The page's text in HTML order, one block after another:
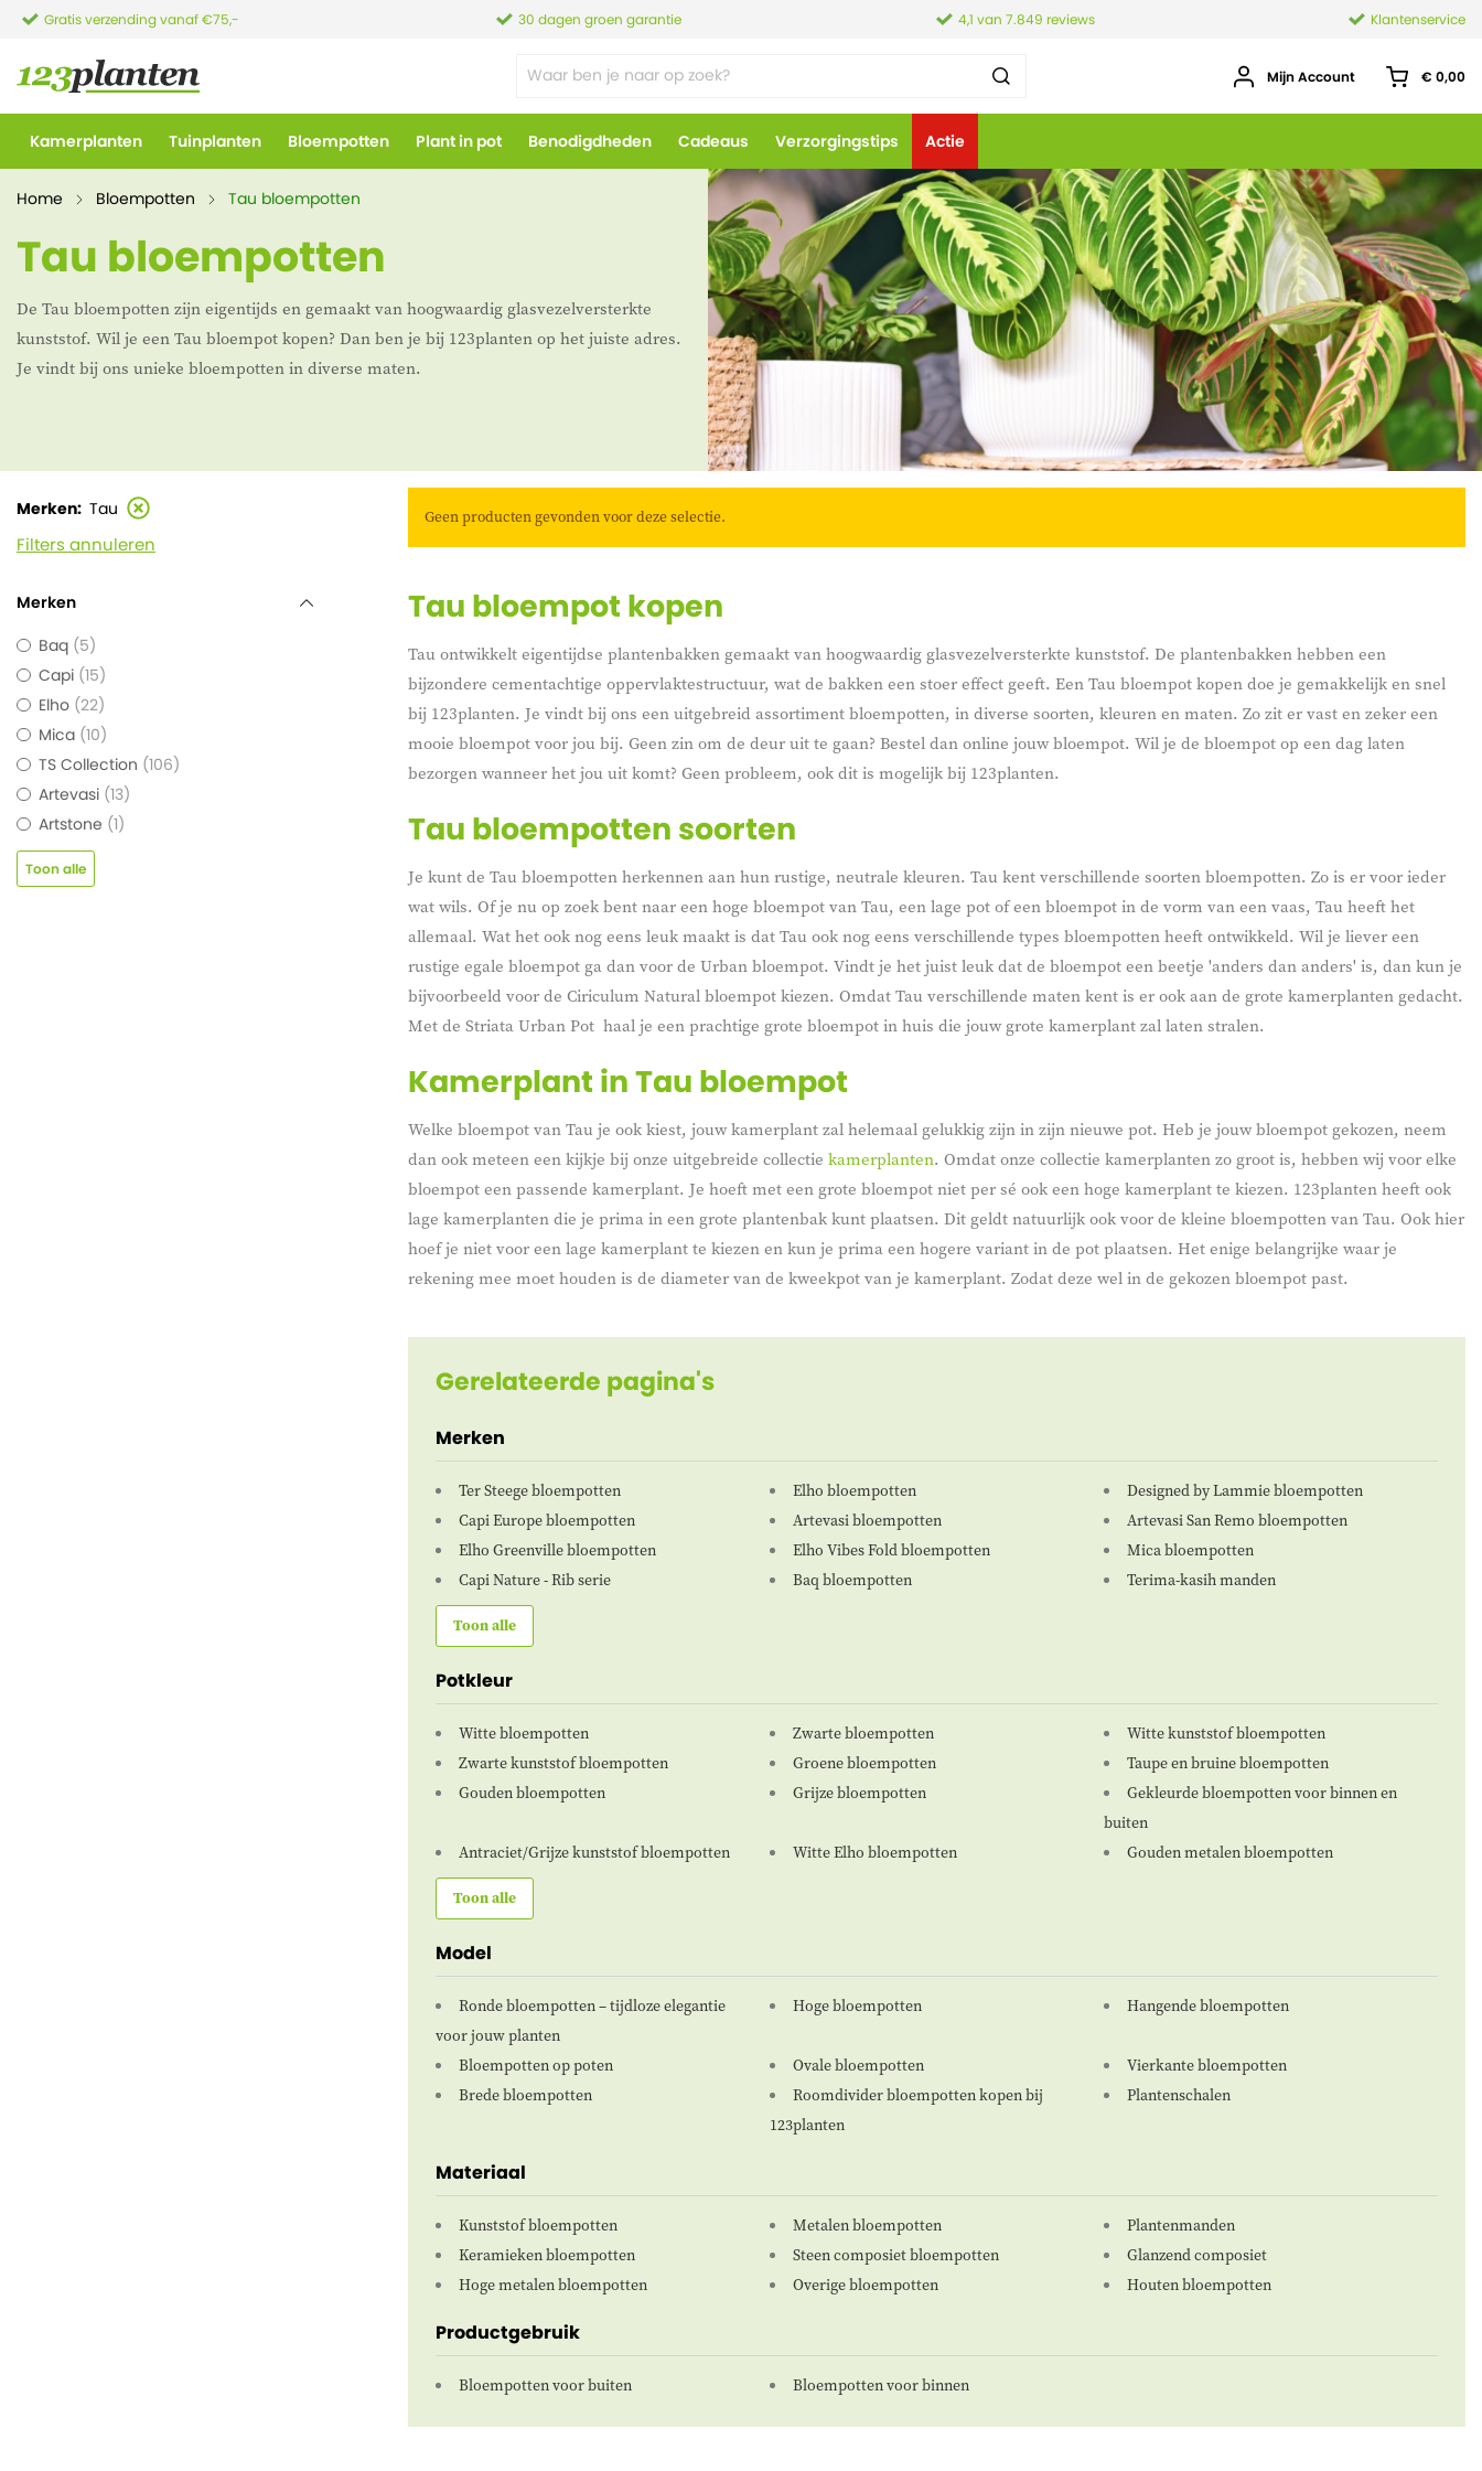
Gratis verzending vanaf €75,- 30 dagen groen garantie 4,1 van 7.849 reviews Klantenservice
Mijn Account € 0,00
Kamerplanten Tuinplanten Bloempotten Plant in pot Benodigdheden Cadeaus Verzorgingstips Actie
Home Bloempotten Tau bloempotten
Tau bloempotten
De Tau bloempotten zijn eigentijds en gemaakt van hoogwaardig glasvezelversterkte
kunststof. Wil je een Tau bloempot kopen? Dan ben je bij 123planten op het juiste adres.
Je vindt bij ons unieke bloempotten in diverse maten.
Geen producten gevonden voor deze selectie.
Tau bloempot kopen
Tau ontwikkelt eigentijdse plantenbakken gemaakt van hoogwaardig glasvezelversterkte kunststof. De plantenbakken hebben een
bijzondere cementachtige oppervlaktestructuur, wat de bakken een stoer effect geeft. Een Tau bloempot kopen doe je gemakkelijk en snel
bij 123planten. Je vindt bij ons een uitgebreid assortiment bloempotten, in diverse soorten, kleuren en maten. Zo zit er vast en zeker een
mooie bloempot voor jou bij. Geen zin om de deur uit te gaan? Bestel dan online jouw bloempot. Wil je de bloempot op een dag laten
bezorgen wanneer het jou uit komt? Geen probleem, ook dit is mogelijk bij 123planten.
Tau bloempotten soorten
Je kunt de Tau bloempotten herkennen aan hun rustige, neutrale kleuren. Tau kent verschillende soorten bloempotten. Zo is er voor ieder
wat wils. Of je nu op zoek bent naar een hoge bloempot van Tau, een lage pot of een bloempot in de vorm van een vaas, Tau heeft het
allemaal. Wat het ook nog eens leuk maakt is dat Tau ook nog eens verschillende types bloempotten heeft ontwikkeld. Wil je liever een
rustige egale bloempot ga dan voor de Urban bloempot. Vindt je het juist leuk dat de bloempot een beetje 'anders dan anders' is, dan kun je
bijvoorbeeld voor de Ciriculum Natural bloempot kiezen. Omdat Tau verschillende maten kent is er ook aan de grote kamerplanten gedacht.
Met de Striata Urban Pot haal je een prachtige grote bloempot in huis die jouw grote kamerplant zal laten stralen.
Kamerplant in Tau bloempot
Welke bloempot van Tau je ook kiest, jouw kamerplant zal helemaal gelukkig zijn in zijn nieuwe pot. Heb je jouw bloempot gekozen, neem
dan ook meteen een kijkje bij onze uitgebreide collectie kamerplanten. Omdat onze collectie kamerplanten zo groot is, hebben wij voor elke
bloempot een passende kamerplant. Je hoeft met een grote bloempot niet per sé ook een hoge kamerplant te kiezen. 123planten heeft ook
lage kamerplanten die je prima in een grote plantenbak kunt plaatsen. Dit geldt natuurlijk ook voor de kleine bloempotten van Tau. Ook hier
hoef je niet voor een lage kamerplant te kiezen en kun je prima een hogere variant in de pot plaatsen. Het enige belangrijke waar je
rekening mee moet houden is de diameter van de kweekpot van je kamerplant. Zodat deze wel in de gekozen bloempot past.
Gerelateerde pagina's
Merken
Ter Steege bloempotten Elho bloempotten
Designed by Lammie bloempotten
Capi Europe bloempotten
Artevasi bloempotten
Artevasi San Remo bloempotten
Elho Greenville bloempotten
Elho Vibes Fold bloempotten
Mica bloempotten
Capi Nature - Rib serie
Baq bloempotten Terima-kasih manden
Toon alle
Potkleur
Witte bloempotten Zwarte bloempotten
Witte kunststof bloempotten
Zwarte kunststof bloempotten
Groene bloempotten
Taupe en bruine bloempotten
Gouden bloempotten
Grijze bloempotten
Gekleurde bloempotten voor binnen en
buiten
Antraciet/Grijze kunststof bloempotten
Witte Elho bloempotten Gouden metalen bloempotten
Toon alle
Model
Ronde bloempotten – tijdloze elegantie
voor jouw planten
Hoge bloempotten Hangende bloempotten
Bloempotten op poten Ovale bloempotten
Vierkante bloempotten
Brede bloempotten
Roomdivider bloempotten kopen bij
123planten
Plantenschalen
Materiaal
Kunststof bloempotten Metalen bloempotten
Plantenmanden
Keramieken bloempotten
Steen composiet bloempotten
Glanzend composiet
Hoge metalen bloempotten
Overige bloempotten Houten bloempotten
Productgebruik
Bloempotten voor buiten Bloempotten voor binnen
Merken Tau
Filters annuleren
Merken
Baq 5
Capi 15
Elho 22
Mica 10
TS Collection 106
Artevasi 13
Artstone 1
Toon alle